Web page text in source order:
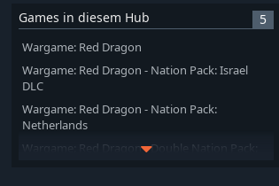
Games in diesem Hub 5
Wargame: Red Dragon
Wargame: Red Dragon - Nation Pack: Israel
DLC
Wargame: Red Dragon - Nation Pack:
Netherlands
Wargame: Red Dragon - Double Nation Pack: